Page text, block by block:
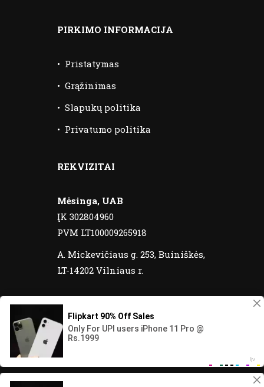
PIRKIMO INFORMACIJA
• Pristatymas
• Grąžinimas
• Slapukų politika
• Privatumo politika
REKVIZITAI
Mėsinga, UAB
ĮK 302804960
PVM LT100009265918
A. Mickevičiaus g. 253, Buiniškės,
LT-14202 Vilniaus r.